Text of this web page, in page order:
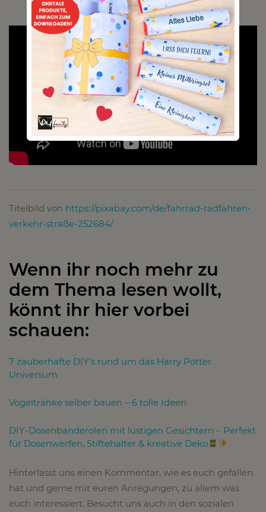
Titelbild von https://pixabay.com/de/fahrrad-radfahren-
verkehr-straße-252684/
Wenn ihr noch mehr zu
dem Thema lesen wollt,
könnt ihr hier vorbei
schauen:
7 zauberhafte DIY’s rund um das Harry Potter
Universum
Vogeltränke selber bauen – 6 tolle Ideen
DIY-Dosenbanderolen mit lustigen Gesichtern – Perfekt
für Dosenwerfen, Stiftehalter & kreative Deko
Hinterlasst uns einen Kommentar, wie es euch gefallen
hat und gerne mit euren Anregungen, zu allem was
euch interessiert. Besucht uns auch in den sozialen